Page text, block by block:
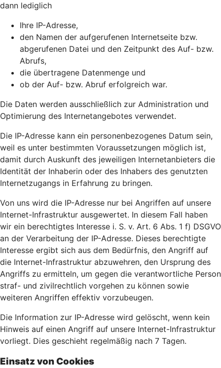
dann lediglich
Ihre IP-Adresse,
den Namen der aufgerufenen Internetseite bzw.
abgerufenen Datei und den Zeitpunkt des Auf- bzw.
Abrufs,
die übertragene Datenmenge und
ob der Auf- bzw. Abruf erfolgreich war.
Die Daten werden ausschließlich zur Administration und
Optimierung des Internetangebotes verwendet.
Die IP-Adresse kann ein personenbezogenes Datum sein,
weil es unter bestimmten Voraussetzungen möglich ist,
damit durch Auskunft des jeweiligen Internetanbieters die
Identität der Inhaberin oder des Inhabers des genutzten
Internetzugangs in Erfahrung zu bringen.
Von uns wird die IP-Adresse nur bei Angriffen auf unsere
Internet-Infrastruktur ausgewertet. In diesem Fall haben
wir ein berechtigtes Interesse i. S. v. Art. 6 Abs. 1 f) DSGVO
an der Verarbeitung der IP-Adresse. Dieses berechtigte
Interesse ergibt sich aus dem Bedürfnis, den Angriff auf
die Internet-Infrastruktur abzuwehren, den Ursprung des
Angriffs zu ermitteln, um gegen die verantwortliche Person
straf- und zivilrechtlich vorgehen zu können sowie
weiteren Angriffen effektiv vorzubeugen.
Die Information zur IP-Adresse wird gelöscht, wenn kein
Hinweis auf einen Angriff auf unsere Internet-Infrastruktur
vorliegt. Dies geschieht regelmäßig nach 7 Tagen.
Einsatz von Cookies